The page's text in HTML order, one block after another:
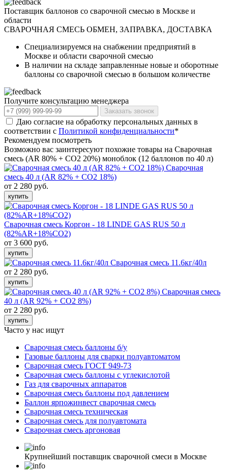
Поставщик баллонов со сварочной смесью в Москве и
области
СВАРОЧНАЯ СМЕСЬ ОБМЕН, ЗАПРАВКА, ДОСТАВКА
Специализируемся на снабжении предприятий в
Москве и области сварочной смесью
В наличии на складе заправленные новые и оборотные
баллоны со сварочной смесью в большом количестве
Получите консультацию менеджера
Заказать звонок
Даю согласие на обработку персональных данных в
соответствии с Политикой конфиденциальности*
Рекомендуем посмотреть
Возможно вас заинтересуют похожие товары на Сварочная
смесь (AR 80% + CO2 20%) моноблок (12 баллонов по 40 л)
Сварочная
смесь 40 л (AR 82% + CO2 18%)
от 2 280 руб.
купить
Сварочная смесь Коргон - 18 LINDE GAS RUS 50 л
(82%AR+18%CO2)
от 3 600 руб.
купить
Сварочная смесь 11.6кг/40л
от 2 280 руб.
купить
Сварочная смесь
40 л (AR 92% + CO2 8%)
от 2 280 руб.
купить
Часто у нас ищут
Сварочная смесь баллоны б/у
Газовые баллоны для сварки полуавтоматом
Сварочная смесь ГОСТ 949-73
Сварочная смесь баллоны с углекислотой
Газ для сварочных аппаратов
Сварочная смесь баллоны под давлением
Баллон ярпожинвест сварочная смесь
Сварочная смесь техническая
Сварочная смесь для полуавтомата
Сварочная смесь аргоновая
Крупнейший поставщик сварочной смеси в Москве